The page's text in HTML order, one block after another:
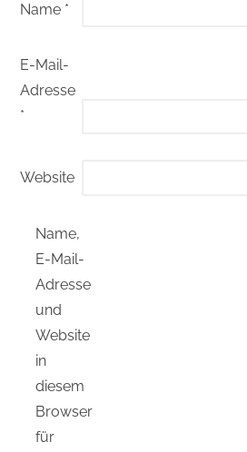
Name *
E-Mail-
Adresse
*
Website
Name,
E-Mail-
Adresse
und
Website
in
diesem
Browser
für